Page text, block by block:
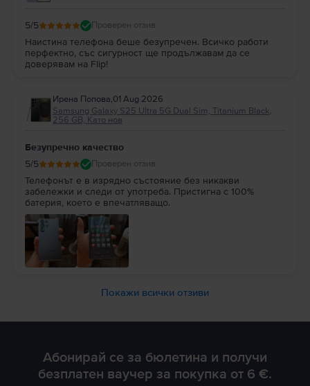
5/5 Проверен отзив
Наистина телефона беше безупречен. Всичко работи
перфектно, със сигурност ще продължавам да се
доверявам на Flip!
Ирена Попова,01 Aug 2026
Samsung Galaxy S25 Ultra 5G Dual Sim, Titanium Black,
256 GB, Като нов
Безупречно качество
5/5 Проверен отзив
Телефонът е в изрядно състояние без никакви
забележки и следи от употреба. Пристигна с 100%
батерия, което е впечатляващо.
Покажи всички отзиви
Абонирай се за бюлетина и получи
безплатен ваучер за покупка от 6 €.